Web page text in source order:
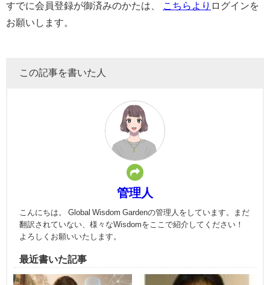
すでに会員登録が御済みのかたは、 こちらより ログインを
お願いします。
この記事を書いた人
管理人
こんにちは。 Global Wisdom Gardenの管理人をしています。まだ
翻訳されていない、様々なWisdomをここで紹介してください！
よろしくお願いいたします。
最近書いた記事